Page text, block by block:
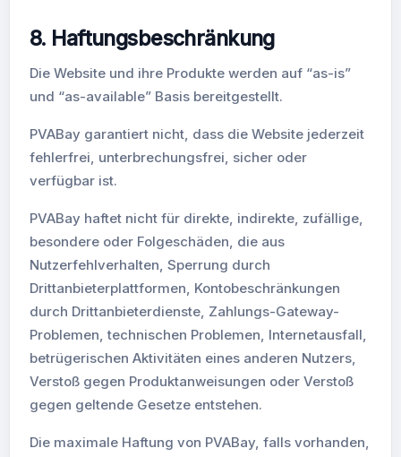
8. Haftungsbeschränkung
Die Website und ihre Produkte werden auf “as-is”
und “as-available” Basis bereitgestellt.
PVABay garantiert nicht, dass die Website jederzeit
fehlerfrei, unterbrechungsfrei, sicher oder
verfügbar ist.
PVABay haftet nicht für direkte, indirekte, zufällige,
besondere oder Folgeschäden, die aus
Nutzerfehlverhalten, Sperrung durch
Drittanbieterplattformen, Kontobeschränkungen
durch Drittanbieterdienste, Zahlungs-Gateway-
Problemen, technischen Problemen, Internetausfall,
betrügerischen Aktivitäten eines anderen Nutzers,
Verstoß gegen Produktanweisungen oder Verstoß
gegen geltende Gesetze entstehen.
Die maximale Haftung von PVABay, falls vorhanden,